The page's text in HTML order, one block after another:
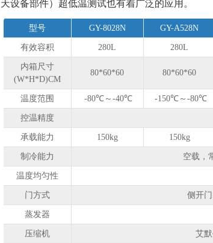
天设备部件）超低温测试也有着广泛的应用。
型号 GY-8028N GY-A528N
有效容积 280L 280L
内箱尺寸
(W*H*D)CM
80*60*60 80*60*60
温度范围 -80℃～-40℃ -150℃～-80℃
控温精度
承载能力 150kg 150kg
制冷能力 空载，
温度均匀性
门方式 侧开
蒸发器
压缩机 艾